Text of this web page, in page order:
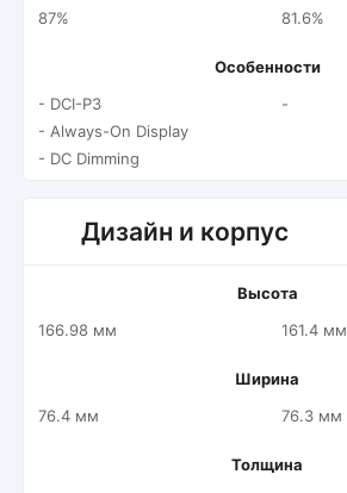
87%
81.6%
Особенности
- DCI-P3
- Always-On Display
- DC Dimming
-
Дизайн и корпус
Высота
166.98 мм
161.4 мм
Ширина
76.4 мм
76.3 мм
Толщина